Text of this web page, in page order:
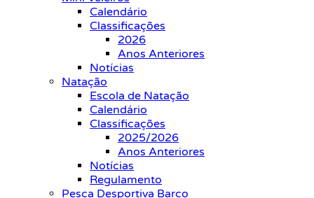
Calendário
Classificações
2026
Anos Anteriores
Notícias
Natação
Escola de Natação
Calendário
Classificações
2025/2026
Anos Anteriores
Notícias
Regulamento
Pesca Desportiva Barco